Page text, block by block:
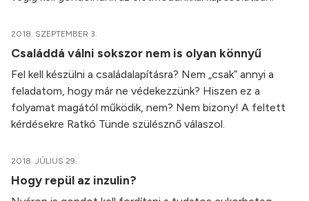
2018. SZEPTEMBER 3.
Családdá válni sokszor nem is olyan könnyű
Fel kell készülni a családalapításra? Nem „csak” annyi a
feladatom, hogy már ne védekezzünk? Hiszen ez a
folyamat magától működik, nem? Nem bizony! A feltett
kérdésekre Ratkó Tünde szülésznő válaszol.
2018. JÚLIUS 29.
Hogy repül az inzulin?